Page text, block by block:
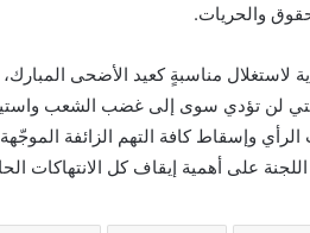
والحريات.
لاستغلال مناسبةٍ كعيد الأضحى المبارك،
لن تؤدي سوى إلى غضب الشعب
وإسقاط كافة التهم الزائفة
اللجنة على أهمية إيقاف كل الانتهاكات